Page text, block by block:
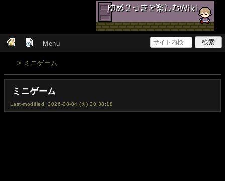
Menu
> ミニゲーム
ミニゲーム
Last-modified: 2026-08-04 (火) 20:38:18